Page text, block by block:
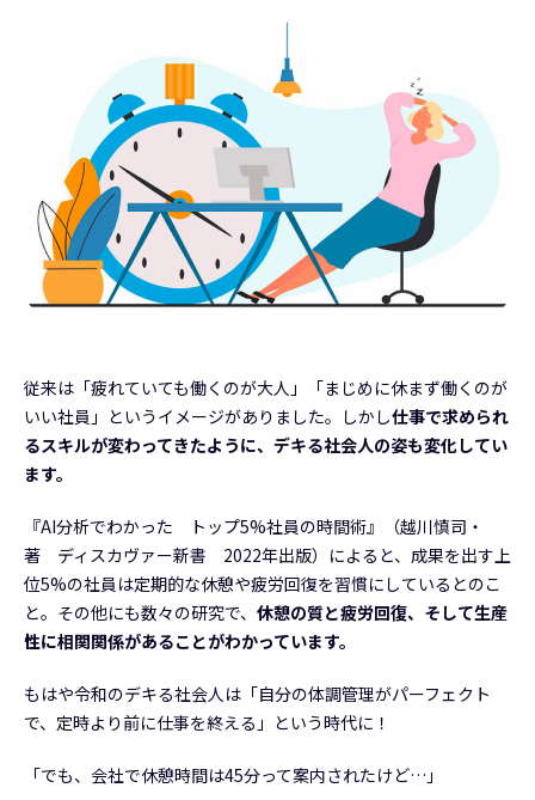
従来は「疲れていても働くのが大人」「まじめに休まず働くのが
いい社員」というイメージがありました。しかし仕事で求められ
るスキルが変わってきたように、デキる社会人の姿も変化してい
ます。
『AI分析でわかった トップ5%社員の時間術』（越川慎司・
著 ディスカヴァー新書 2022年出版）によると、成果を出す上
位5%の社員は定期的な休憩や疲労回復を習慣にしているとのこ
と。その他にも数々の研究で、 休憩の質と疲労回復、そして生産
性に相関関係があることがわかっています。
もはや令和のデキる社会人は「自分の体調管理がパーフェクト
で、定時より前に仕事を終える」という時代に！
「でも、会社で休憩時間は45分って案内されたけど…」